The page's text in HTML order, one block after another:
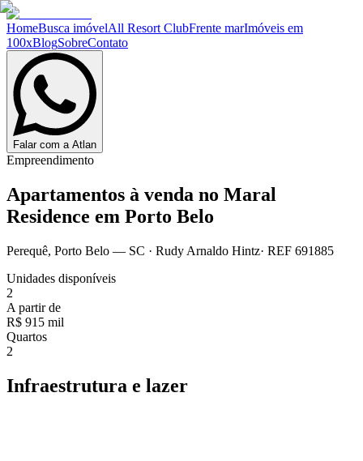
HomeBusca imóvelAll Resort ClubFrente marImóveis em
100xBlogSobreContato
Falar com a Atlan
Empreendimento
Apartamentos à venda no Maral
Residence em Porto Belo
Perequê, Porto Belo — SC · Rudy Arnaldo Hintz· REF 691885
Unidades disponíveis
2
A partir de
R$ 915 mil
Quartos
2
Infraestrutura e lazer